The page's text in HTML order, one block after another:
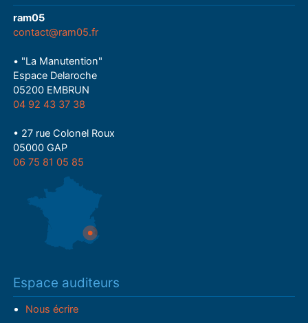
ram05
contact@ram05.fr
• "La Manutention"
Espace Delaroche
05200 EMBRUN
04 92 43 37 38
• 27 rue Colonel Roux
05000 GAP
06 75 81 05 85
Espace auditeurs
Nous écrire